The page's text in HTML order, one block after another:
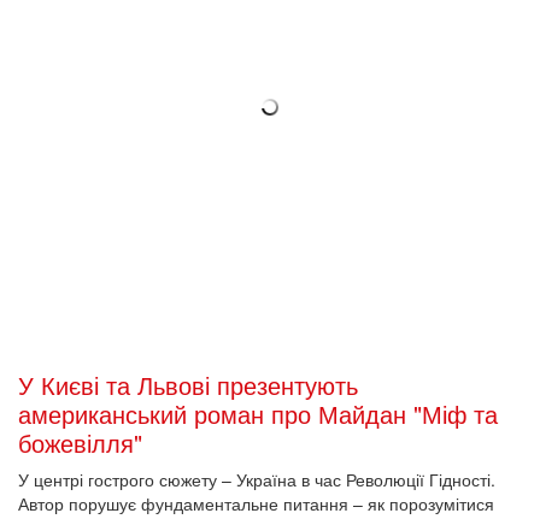
У Києві та Львові презентують
американський роман про Майдан "Міф та
божевілля"
У центрі гострого сюжету – Україна в час Революції Гідності.
Автор порушує фундаментальне питання – як порозумітися